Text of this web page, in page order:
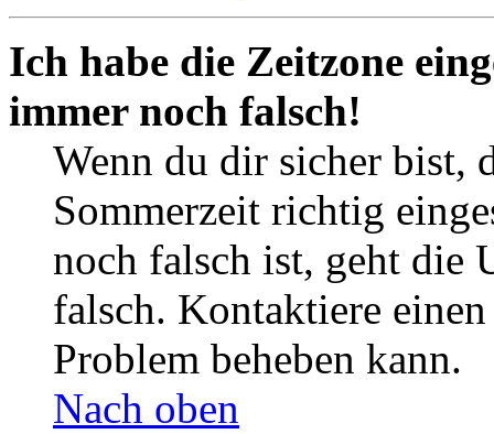
Ich habe die Zeitzone
immer noch falsch!
Wenn du dir sicher bist,
Sommerzeit richtig
noch falsch ist, geht die
falsch. Kontaktiere
Problem beheben kann.
Nach oben